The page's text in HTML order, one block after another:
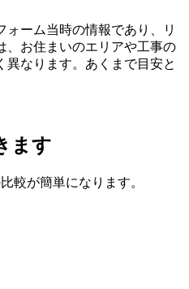
ォーム当時の情報であり、リ
、お住まいのエリアや工事の
異なります。あくまで目安と
ます
較が簡単になります。